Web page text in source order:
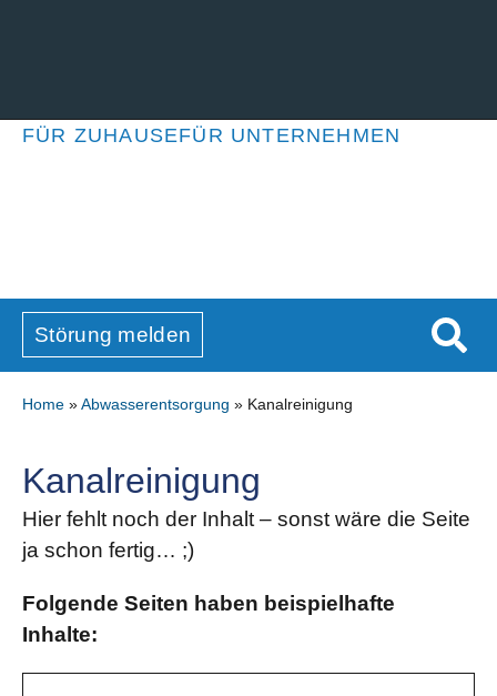
FÜR ZUHAUSEFÜR UNTERNEHMEN
Störung melden
Home »Abwasserentsorgung » Kanalreinigung
Kanalreinigung
Hier fehlt noch der Inhalt – sonst wäre die Seite
ja schon fertig… ;)
Folgende Seiten haben beispielhafte
Inhalte: